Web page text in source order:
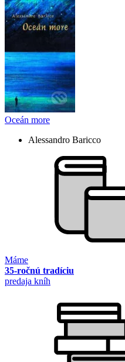
Oceán more
Alessandro Baricco
Máme
35-ročnú tradíciu
predaja kníh